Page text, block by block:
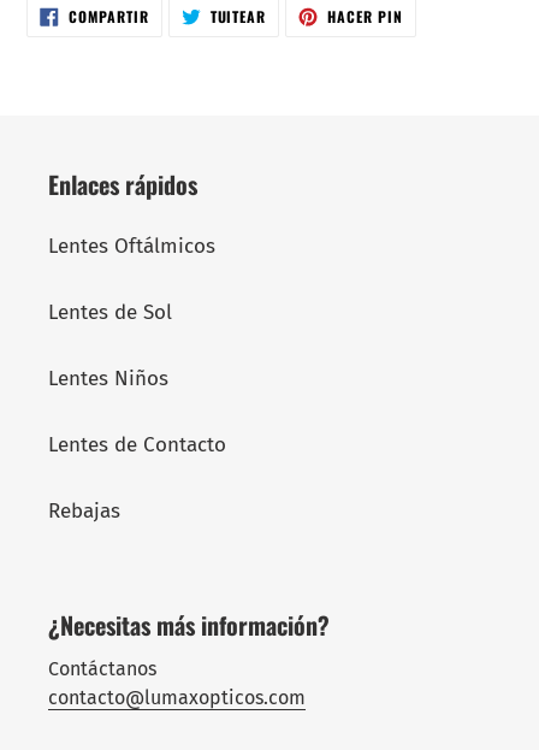
COMPARTIRCOMPARTIR
EN
TUITEAR TUITEAR HACER PIN
Enlaces rápidos
Lentes Oftálmicos
Lentes de Sol
Lentes Niños
Lentes de Contacto
Rebajas
¿Necesitas más información?
Contáctanos
contacto@lumaxopticos.com